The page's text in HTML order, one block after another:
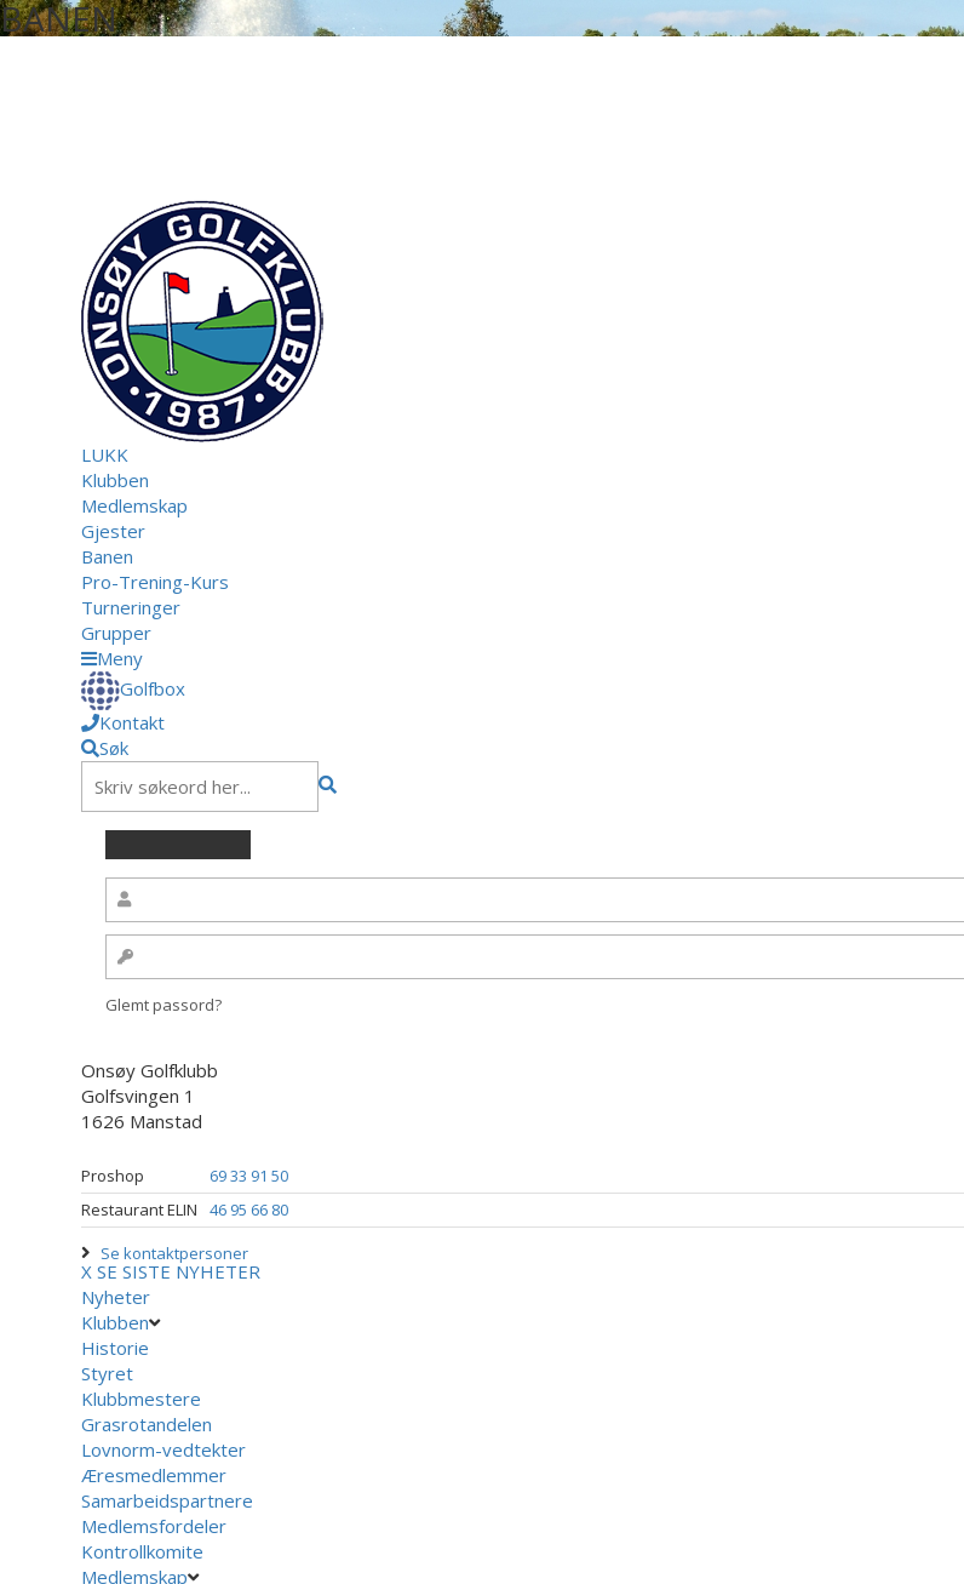
BANEN
LUKK
Klubben
Medlemskap
Gjester
Banen
Pro-Trening-Kurs
Turneringer
Grupper
Meny
Golfbox
Kontakt
Søk
Glemt passord?
Onsøy Golfklubb
Golfsvingen 1
1626 Manstad
Proshop
69 33 91 50
Restaurant ELIN
46 95 66 80
Se kontaktpersoner
X SE SISTE NYHETER
Nyheter
Klubben
Historie
Styret
Klubbmestere
Grasrotandelen
Lovnorm-vedtekter
Æresmedlemmer
Samarbeidspartnere
Medlemsfordeler
Kontrollkomite
Medlemskap